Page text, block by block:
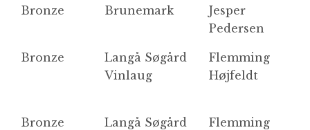
Bronze Brunemark
Jesper
Pedersen
Bronze
Langå Søgård
Vinlaug
Flemming
Højfeldt
Bronze
Langå Søgård
Flemming